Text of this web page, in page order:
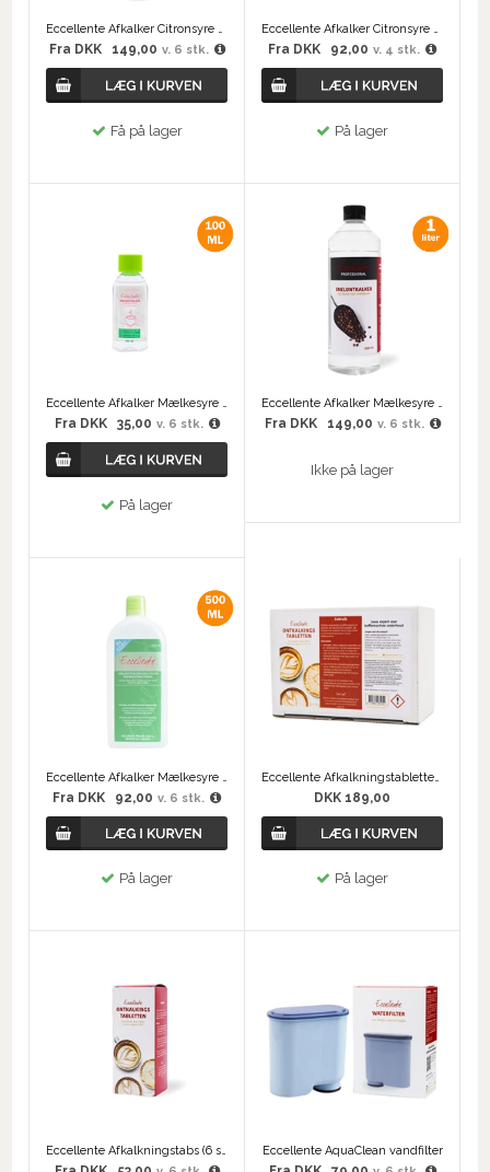
Eccellente Afkalker Citronsyre 1000 ml
Fra DKK 149,00 v. 6 stk.
Få på lager
Eccellente Afkalker Citronsyre 500 ml
Fra DKK 92,00 v. 4 stk.
På lager
Eccellente Afkalker Mælkesyre 100 ml
Fra DKK 35,00 v. 6 stk.
På lager
Eccellente Afkalker Mælkesyre 1000 ml
Fra DKK 149,00 v. 6 stk.
Ikke på lager
Eccellente Afkalker Mælkesyre 500 ml
Fra DKK 92,00 v. 6 stk.
På lager
Eccellente Afkalkningstabletter til Kaffemaskiner - Værdipakke 30 stk.
DKK 189,00
På lager
Eccellente Afkalkningstabs (6 stk) Eccellente AquaClean vandfilter